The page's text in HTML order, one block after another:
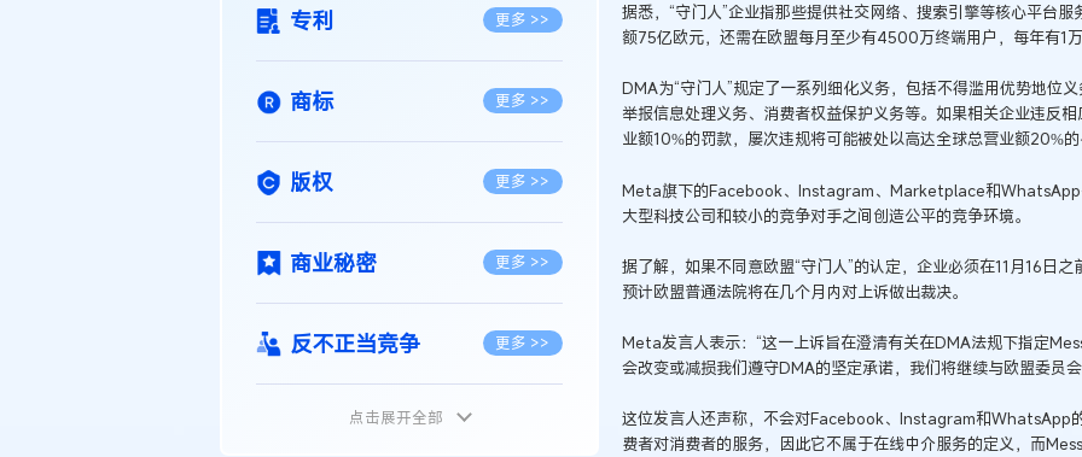
专利 更多 >>
商标 更多 >>
版权 更多 >>
商业秘密 更多 >>
反不正当竞争 更多 >>
植物新品种点击展开全部
据悉，“守门人”企业指那些提供社交网络、搜索引擎等核心平台
额75亿欧元，还需在欧盟每月至少有4500万终端用户，每年有1
DMA为“守门人”规定了一系列细化义务，包括不得滥用优势地位
举报信息处理义务、消费者权益保护义务等。如果相关企业违反
业额10%的罚款，屡次违规将可能被处以高达全球总营业额20%
Meta旗下的Facebook、Instagram、Marketplace和WhatsApp
大型科技公司和较小的竞争对手之间创造公平的竞争环境。
据了解，如果不同意欧盟“守门人”的认定，企业必须在11月16日
预计欧盟普通法院将在几个月内对上诉做出裁决。
Meta发言人表示：“这一上诉旨在澄清有关在DMA法规下指定
会改变或减损我们遵守DMA的坚定承诺，我们将继续与欧盟委员
这位发言人还声称，不会对Facebook、Instagram和WhatsApp
费者对消费者的服务，因此它不属于在线中介服务的定义，而